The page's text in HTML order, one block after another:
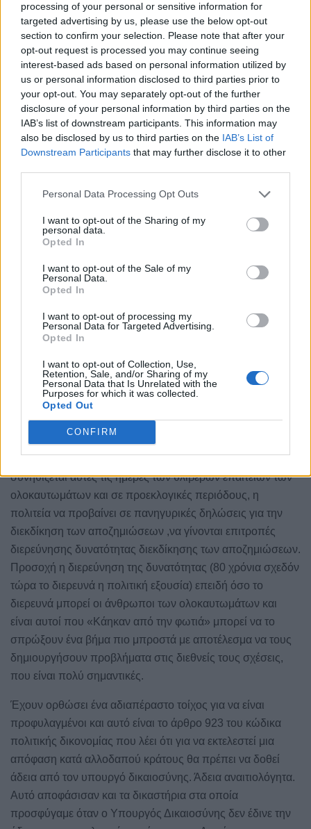
processing of your personal or sensitive information for
targeted advertising by us, please use the below opt-out
section to confirm your selection. Please note that after your
opt-out request is processed you may continue seeing
interest-based ads based on personal information utilized by
us or personal information disclosed to third parties prior to
your opt-out. You may separately opt-out of the further
disclosure of your personal information by third parties on the
IAB’s list of downstream participants. This information may
also be disclosed by us to third parties on the IAB’s List of
Downstream Participants that may further disclose it to other
Personal Data Processing Opt Outs
I want to opt-out of the Sharing of my
personal data.
Opted In
I want to opt-out of the Sale of my
Personal Data.
Opted In
I want to opt-out of processing my
Personal Data for Targeted Advertising.
Opted In
I want to opt-out of Collection, Use,
Retention, Sale, and/or Sharing of my
Personal Data that Is Unrelated with the
Purposes for which it was collected.
Opted Out
CONFIRM
των 77 χρόνων μετά το ολοκαύτωμα το Διστόμου από τους
Γερμανούς.
Ο δικηγόρος Μιλτιάδης Σφουντούρης κατάγεται από
το Δίστομο και αποτελεί μέλος του συλλόγου «
Συγγενών θυμάτων της σφαγής της 10ηςΙουνίου»
Αθηνών
και σύμβουλος του δήμου
Διστόμου Αράχωβας Αντίκυρας.
Η τοποθέτηση του Μ. Σφουντούρη αναλυτικά
Εκ μέρους των επιζώντων της αποφράδας εκείνης ημέρας
θα σας καλωσορίσω .
Θα επικεντρωθώ, προς αποφυγή παρανοήσεων, στο θέμα
της σημερινής συνεδρίας που είναι : “
Η πολιτική βούληση
για την διεκδίκηση των πολεμικών οφειλών προς την
Ελληνικής πολιτείας βέβαια και προς αποφυγή
παρανοήσεων θέλω να σας επισημάνω εξαρχής, ότι αυτό
δυνάμεις όταν βρίσκονται στον προθάλαμο της εξουσίας
,αλλά, τι κάνουν όταν αναλαμβάνουν την εξουσία και τι
έχουν κάνει μέχρι τώρα.
Και η διαφορά εν προκειμένου είναι τεράστια μεταξύ λόγων
και πράξεων ,και διαχρονικά και διακομματικά που
συνηθίζεται αυτές τις ημέρες των θλιβερών επαιτειών των
ολοκαυτωμάτων και σε προεκλογικές περιόδους, η
πολιτεία να προβαίνει σε πανηγυρικές δηλώσεις για την
διεκδίκηση των αποζημιώσεων ,να γίνονται επιτροπές
διερεύνησης δυνατότητας διεκδίκησης των αποζημιώσεων.
Προσοχή η διερεύνηση της δυνατότητας (80 χρόνια σχεδόν
τώρα το διερευνά η πολιτική εξουσία) επειδή όσο το
διερευνά μπορεί οι άνθρωποι των ολοκαυτωμάτων και
είναι αυτοί που «Κάηκαν από την φωτιά» μπορεί να το
σπρώξουν ένα βήμα πιο μπροστά με αποτέλεσμα να τους
δημιουργήσουν προβλήματα στις διεθνείς τους σχέσεις,
που είναι πολύ σημαντικές.
Έχουν ορθώσει ένα αδιαπέραστο τοίχος για να είναι
προφυλαγμένοι και αυτό είναι το άρθρο 923 του κώδικα
πολιτικής δικονομίας που λέει ότι για να εκτελεστεί μια
απόφαση κατά αλλοδαπού κράτους θα πρέπει να δοθεί
άδεια από τον υπουργό δικαιοσύνης. Άδεια αναιτιολόγητα.
Αυτό αποφάσισαν και τα δικαστήρια στα οποία
προσφύγαμε όταν ο Υπουργός Δικαιοσύνης δεν έδινε την